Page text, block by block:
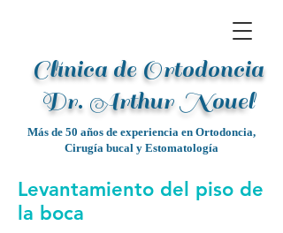
Clínica de Ortodoncia
Dr. Arthur Nouel
Más de 50 años de experiencia en Ortodoncia,
Cirugía bucal y Estomatología
Levantamiento del piso de
la boca